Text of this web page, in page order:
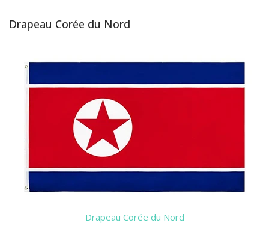
Drapeau Corée du Nord
Drapeau Corée du Nord